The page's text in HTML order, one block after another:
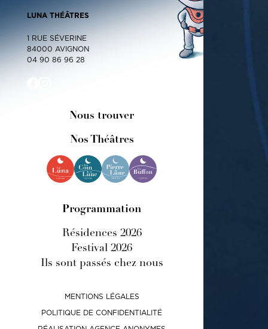
LUNA THÉÂTRES
1 RUE SÉVERINE
84000 AVIGNON
04 90 86 96 28
Nous trouver
Nos Théâtres
Programmation
Résidences 2026
Festival 2026
Ils sont passés chez nous
MENTIONS LÉGALES
POLITIQUE DE CONFIDENTIALITÉ